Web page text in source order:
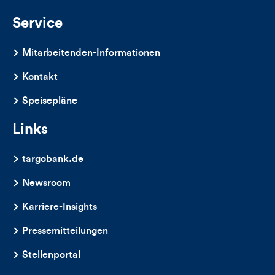
Kommentare
dieses
Artikels
Service
Mitarbeitenden-Informationen
Kontakt
Speisepläne
Links
targobank.de
Newsroom
Karriere-Insights
Pressemitteilungen
Stellenportal